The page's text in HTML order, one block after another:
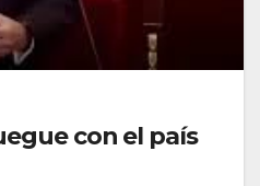
con el país